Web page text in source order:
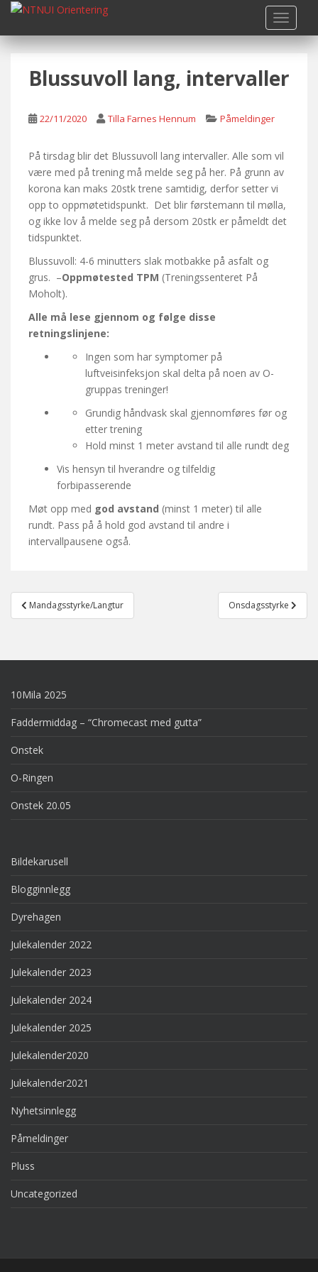
i
Blussuvoll lang, intervaller
22/11/2020 Tilla Farnes Hennum Påmeldinger
På tirsdag blir det Blussuvoll lang intervaller. Alle som vil
være med på trening må melde seg på her. På grunn av
korona kan maks 20stk trene samtidig, derfor setter vi
opp to oppmøtetidspunkt. Det blir førstemann til mølla,
og ikke lov å melde seg på dersom 20stk er påmeldt det
tidspunktet.
Blussuvoll: 4-6 minutters slak motbakke på asfalt og
grus. –Oppmøtested TPM (Treningssenteret På
Moholt).
Alle må lese gjennom og følge disse
retningslinjene:
Ingen som har symptomer på
luftveisinfeksjon skal delta på noen av O-
gruppas treninger!
Grundig håndvask skal gjennomføres før og
etter trening
Hold minst 1 meter avstand til alle rundt deg
Vis hensyn til hverandre og tilfeldig
forbipasserende
Møt opp med god avstand (minst 1 meter) til alle
rundt. Pass på å hold god avstand til andre i
intervallpausene også.
Post
navigation
Mandagsstyrke/Langtur Onsdagsstyrke
10Mila 2025
Faddermiddag – “Chromecast med gutta”
Onstek
O-Ringen
Onstek 20.05
Bildekarusell
Blogginnlegg
Dyrehagen
Julekalender 2022
Julekalender 2023
Julekalender 2024
Julekalender 2025
Julekalender2020
Julekalender2021
Nyhetsinnlegg
Påmeldinger
Pluss
Uncategorized